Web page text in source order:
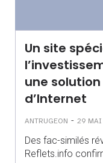
Un site
une
d’Internet
ANTRUGEON - 29 MAI
Des fac-similés
Reflets.info